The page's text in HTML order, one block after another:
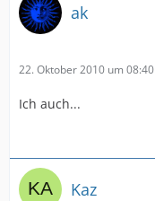
ak
22. Oktober 2010 um 08:40
Ich auch...
Kaz